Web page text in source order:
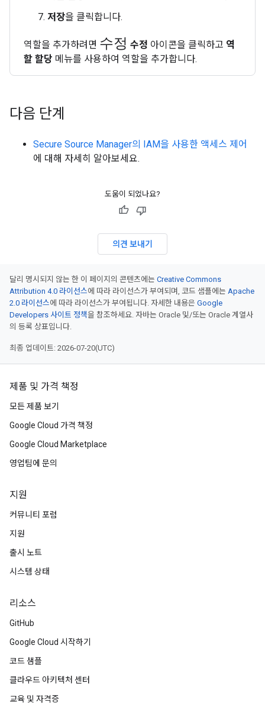
저장을 클릭합니다.
역할을 추가하려면 수정 수정 아이콘을 클릭하고 역
할 할당 메뉴를 사용하여 역할을 추가합니다.
다음 단계
Secure Source Manager의 IAM을 사용한 액세스 제어
에 대해 자세히 알아보세요.
도움이 되었나요?
의견 보내기
달리 명시되지 않는 한 이 페이지의 콘텐츠에는 Creative Commons
Attribution 4.0 라이선스에 따라 라이선스가 부여되며, 코드 샘플에는 Apache
2.0 라이선스에 따라 라이선스가 부여됩니다. 자세한 내용은 Google
Developers 사이트 정책을 참조하세요. 자바는 Oracle 및/또는 Oracle 계열사
의 등록 상표입니다.
최종 업데이트: 2026-07-20(UTC)
제품 및 가격 책정
모든 제품 보기
Google Cloud 가격 책정
Google Cloud Marketplace
영업팀에 문의
지원
커뮤니티 포럼
지원
출시 노트
시스템 상태
리소스
GitHub
Google Cloud 시작하기
코드 샘플
클라우드 아키텍처 센터
교육 및 자격증